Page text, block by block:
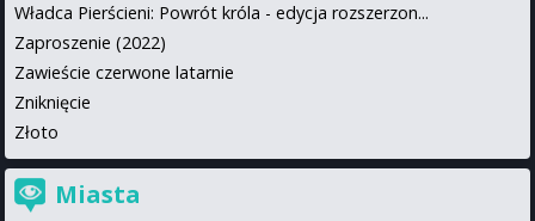
Władca Pierścieni: Powrót króla - edycja rozszerzon...
Zaproszenie (2022)
Zawieście czerwone latarnie
Zniknięcie
Złoto
Miasta